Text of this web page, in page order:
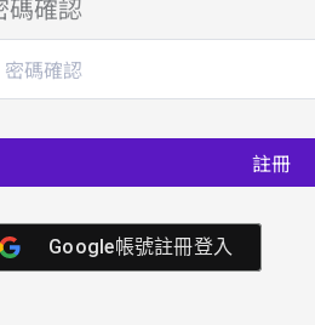
碼確認
註冊
Google帳號註冊登入